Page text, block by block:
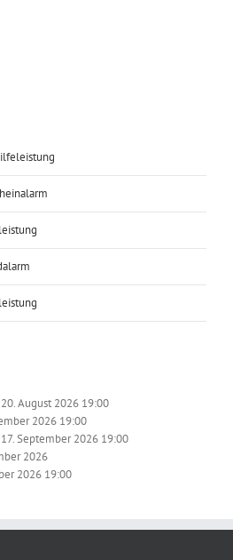
August 2026 19:00
2026 19:00
September 2026 19:00
2026
2026 19:00